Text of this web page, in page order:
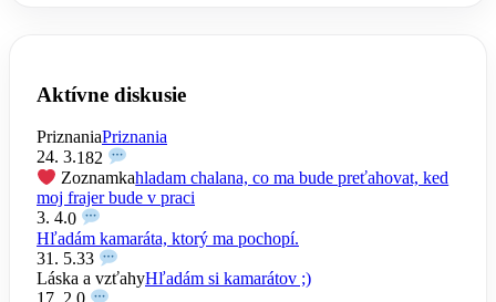
Aktívne diskusie
PriznaniaPriznania
24. 3.182
Zoznamkahladam chalana, co ma bude preťahovat, ked
moj frajer bude v praci
3. 4.0
Hľadám kamaráta, ktorý ma pochopí.
31. 5.33
Láska a vzťahyHľadám si kamarátov ;)